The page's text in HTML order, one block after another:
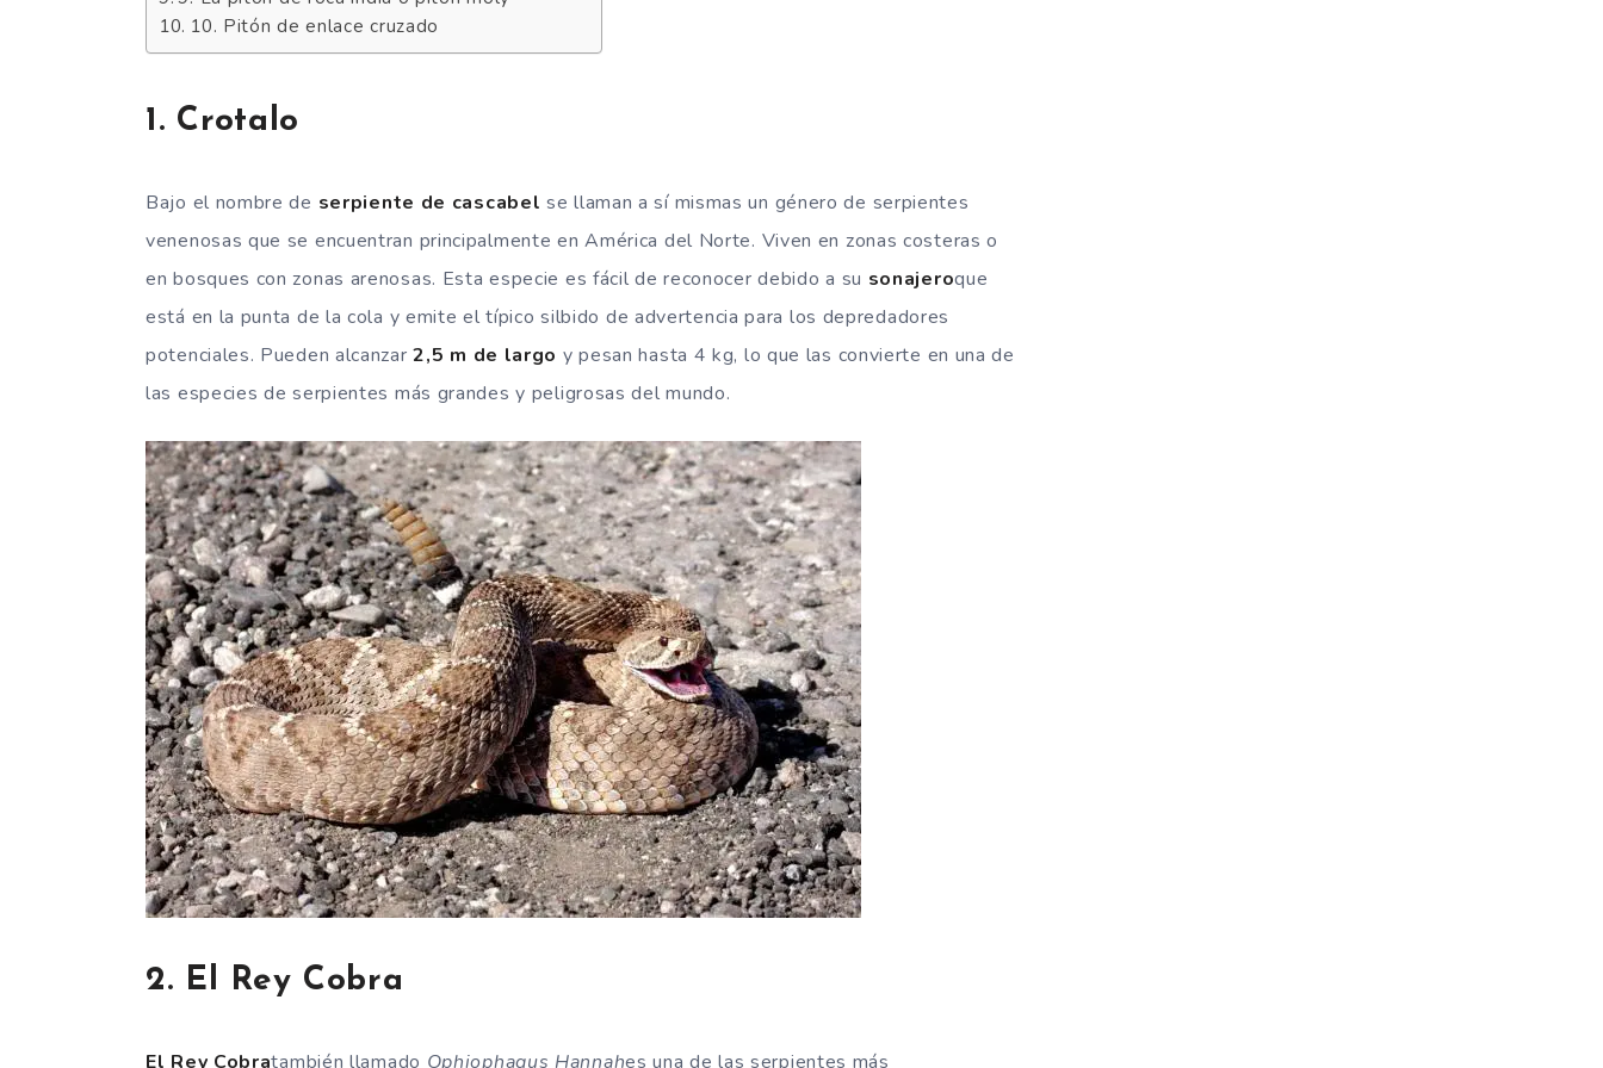
10. Pitón de enlace cruzado
1. Crotalo
Bajo el nombre de serpiente de cascabel se llaman a sí mismas un género de serpientes
venenosas que se encuentran principalmente en América del Norte. Viven en zonas costeras o
en bosques con zonas arenosas. Esta especie es fácil de reconocer debido a su sonajeroque
está en la punta de la cola y emite el típico silbido de advertencia para los depredadores
potenciales. Pueden alcanzar2,5 m de largo y pesan hasta 4 kg, lo que las convierte en una de
las especies de serpientes más grandes y peligrosas del mundo.
2. El Rey Cobra
El Rey Cobratambién llamado Ophiophagus Hannahes una de las serpientes más